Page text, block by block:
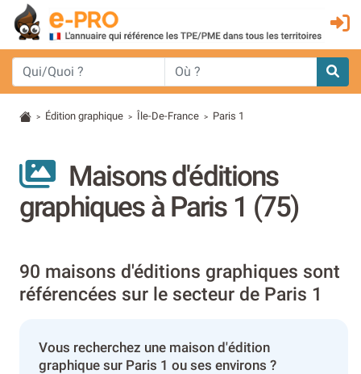
> Édition graphique > Île-De-France > Paris 1
Maisons d'éditions
graphiques à Paris 1 (75)
90 maisons d'éditions graphiques sont
référencées sur le secteur de Paris 1
Vous recherchez une maison d'édition
graphique sur Paris 1 ou ses environs ?